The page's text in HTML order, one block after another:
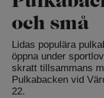
och små
Lidas populära
öppna under
skratt tillsammans
Pulkabacken vid
22.